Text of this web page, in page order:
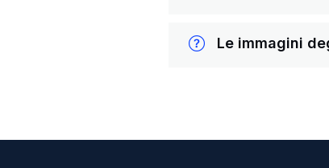
Le immagini